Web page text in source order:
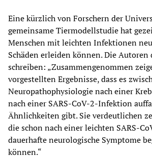
Eine kürzlich von Forschern der
gemeinsame Tiermodellstudie hat
Menschen mit leichten Infektionen
Schäden erleiden können. Die Autoren
schreiben: „Zusammengenommen
vorgestellten Ergebnisse, dass es
Neuropathophysiologie nach einer
nach einer SARS-CoV-2-Infektion
Ähnlichkeiten gibt. Sie verdeutlichen
die schon nach einer leichten SARS-
dauerhafte neurologische Symptome
können.“